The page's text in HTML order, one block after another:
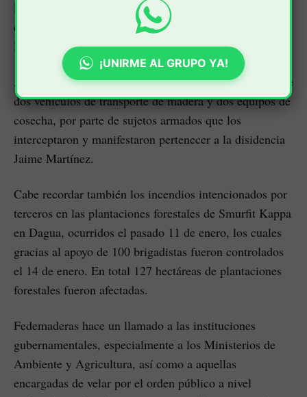
Los hechos violentos ocurrieron el pasado 15 de enero
en una vía de la vereda El Limonar, municipio de
Dagua, Valle del Cauca.
Allí Smurfit Kappa Colombia fue objeto de la quema de
dos vehículos de transporte de madera y dos equipos de
cosecha, por parte de sujetos armados que los
interceptaron y manifestaron pertenecer a la disidencia
Jaime Martínez.
Cabe recordar también los incendios intencionados por
terceros en las plantaciones forestales de Smurfit Kappa
en Dagua, ocurridos el pasado 11 de enero, los cuales
gracias al apoyo de 100 brigadistas fueron controlados
el 14 de enero. En total 127 hectáreas de plantaciones
forestales fueron afectadas.
Fedemaderas hace un llamado a las instituciones
gubernamentales, especialmente a los Ministerios de
Ambiente y Agricultura, así como a aquellas
encargadas de velar por el orden público a nivel
¡UNIRME AL GRUPO YA!